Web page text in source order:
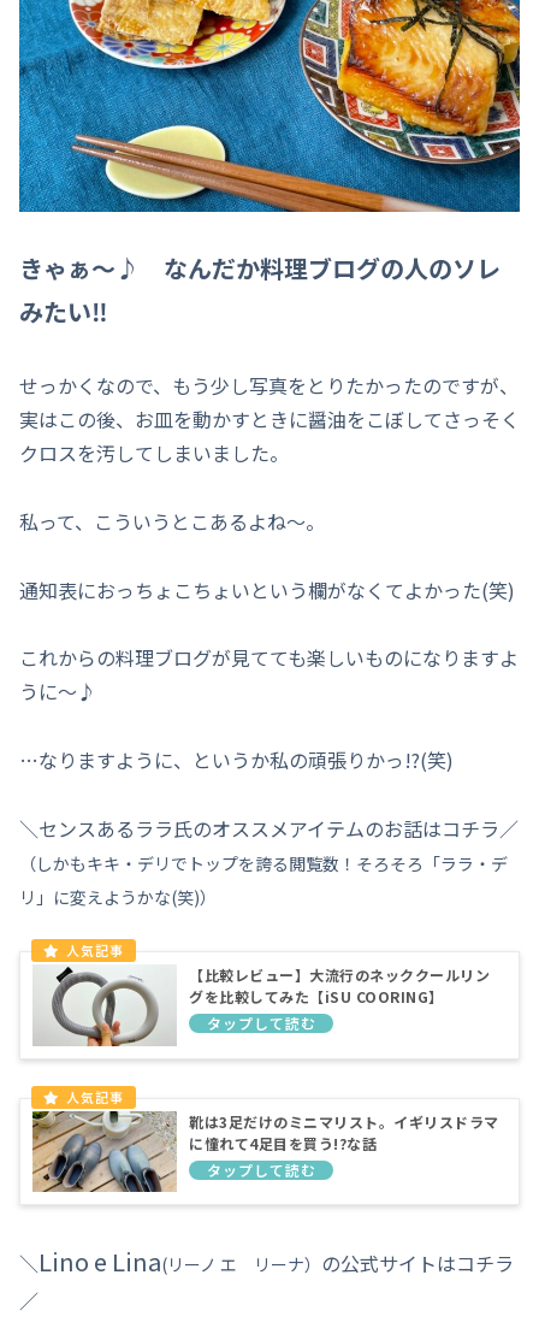
きゃぁ～♪ なんだか料理ブログの人のソレ
みたい‼
せっかくなので、もう少し写真をとりたかったのですが、
実はこの後、お皿を動かすときに醤油をこぼしてさっそく
クロスを汚してしまいました。
私って、こういうとこあるよね～。
通知表におっちょこちょいという欄がなくてよかった(笑)
これからの料理ブログが見てても楽しいものになりますよ
うに～♪
…なりますように、というか私の頑張りかっ!?(笑)
＼センスあるララ氏のオススメアイテムのお話はコチラ／
（しかもキキ・デリでトップを誇る閲覧数！そろそろ「ララ・デ
リ」に変えようかな(笑)）
【比較レビュー】大流行のネッククールリン
グを比較してみた【iSU COORING】
靴は3足だけのミニマリスト。イギリスドラマ
に憧れて4足目を買う!?な話
＼Lino e Lina(リーノ エ リーナ） の公式サイトはコチラ
／